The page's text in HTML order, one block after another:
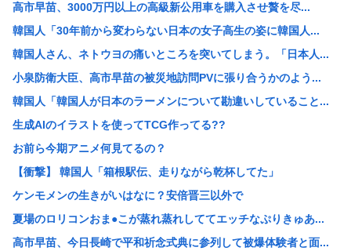
【画像】娘「亡くなったパパの引き出しの中身片付けよ…あっ...
【画像】水泳部員さん、全員ギリギリ見えないwww
【悲報】他人をよく否定する性格の人は、親ガチャ失敗率が高...
【朗報】岸田健作さん、中居正広氏の熊本支援を受け「気遣い...
【悲報】AI信者「声優の声を生成するのは合法!どうやって...
【困惑】岸田健作、中居正広氏の優しさを回顧「タガメは錆び...
阿波おどりで女性の体強調した無断動画拡散、憤る踊り手「悲...
【画像】JKダンス部、胸元が垂れ下がり色白の乳が見えてし...
【セール】Amazonデバイス、Kindle、EchoS...
【悲報】ニチアサおじさん、甲子園のせいで放送休止になりブ...
高市早苗、3000万円以上の高級新公用車を購入させ贅を尽...
韓国人「30年前から変わらない日本の女子高生の姿に韓国人...
韓国人さん、ネトウヨの痛いところを突いてしまう。「日本人...
小泉防衛大臣、高市早苗の被災地訪問PVに張り合うかのよう...
韓国人「韓国人が日本のラーメンについて勘違いしていること...
生成AIのイラストを使ってTCG作ってる??
お前ら今期アニメ何見てるの？
【衝撃】 韓国人「箱根駅伝、走りながら乾杯してた」
ケンモメンの生きがいはなに？安倍晋三以外で
夏場のロリコンおま●こが蒸れ蒸れしててエッチなぷりきゅあ...
高市早苗、今日長崎で平和祈念式典に参列して被爆体験者と面...